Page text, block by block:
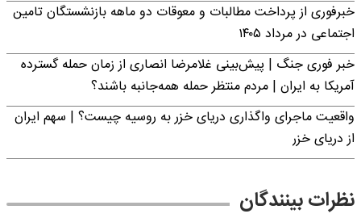
خبرفوری از پرداخت مطالبات و معوقات دو ماهه بازنشستگان تامین
اجتماعی در مرداد ۱۴۰۵
خبر فوری جنگ | پیش‌بینی غلامرضا انصاری از زمان حمله گسترده
آمریکا به ایران | مردم منتظر حمله همه‌جانبه باشند؟
واقعیت ماجرای واگذاری دریای خزر به روسیه چیست؟ | سهم ایران
از دریای خزر
نظرات بینندگان